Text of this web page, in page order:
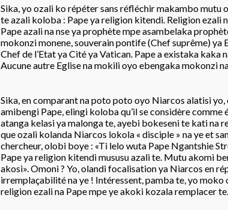
Sika, yo ozali ko répéter sans réfléchir makambo mutu
te azali koloba : Pape ya religion kitendi. Religion ezali
Pape azali na nse ya prophète mpe asambelaka
mokonzi monene, souverain pontife (Chef suprême) ya
Chef de l’Etat ya Cité ya Vatican. Pape a existaka kaka
Aucune autre Eglise na mokili oyo ebengaka mokonzi
Sika, en comparant na poto poto oyo Niarcos alatisi
amibengi Pape, elingi koloba qu’il se considère
atanga kelasi ya malonga te, ayebi bokeseni te kati na
que ozali kolanda Niarcos lokola « disciple » na ye et
chercheur, olobi boye : «Ti lelo wuta Pape Ngantshie
Pape ya religion kitendi mususu azali te. Mutu akomi
akosi». Omoni ? Yo, olandi focalisation ya Niarcos en
irremplaçabilité na ye ! Intéressent, pamba te, yo moko
religion ezali na Pape mpe ye akoki kozala remplacer